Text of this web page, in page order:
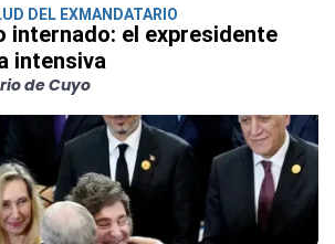
DEL EXMANDATARIO
internado: el expresidente
intensiva
de Cuyo